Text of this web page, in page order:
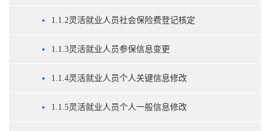
1.1.2灵活就业人员社会保险费登记核定
1.1.3灵活就业人员参保信息变更
1.1.4灵活就业人员个人关键信息修改
1.1.5灵活就业人员个人一般信息修改